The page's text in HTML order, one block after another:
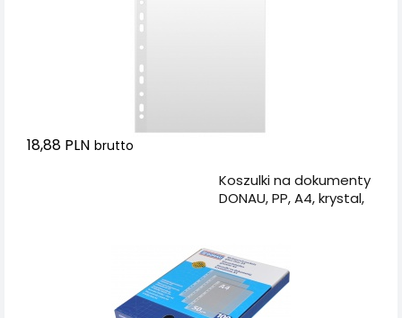
18,88 PLN brutto
Koszulki na dokumenty
DONAU, PP, A4, krystal,